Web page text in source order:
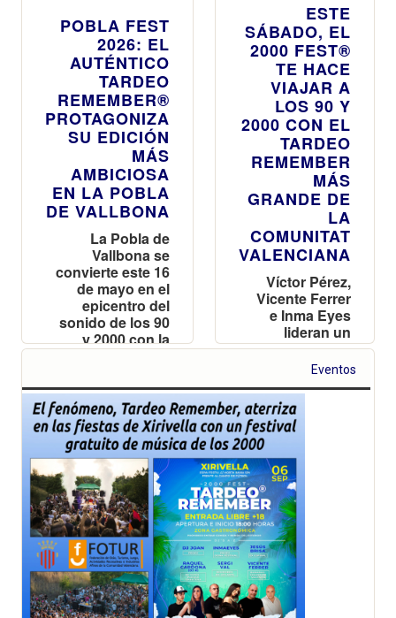
POBLA FEST
2026: EL
AUTÉNTICO
TARDEO
REMEMBER®
PROTAGONIZA
SU EDICIÓN
MÁS
AMBICIOSA
EN LA POBLA
DE VALLBONA
La Pobla de
Vallbona se
convierte este 16
de mayo en el
epicentro del
sonido de los 90
y 2000 con la
mayor
Pobla Fest hasta
la fecha
ESTE
SÁBADO, EL
2000 FEST®
TE HACE
VIAJAR A
LOS 90 Y
2000 CON EL
TARDEO
REMEMBER
MÁS
GRANDE DE
LA
COMUNITAT
VALENCIANA
Víctor Pérez,
Vicente Ferrer
e Inma Eyes
lideran un
cartel de lujo
en un entorno
único junto al
mar, con una
nueva Cabina
VIP y zona
gastronómica
Eventos